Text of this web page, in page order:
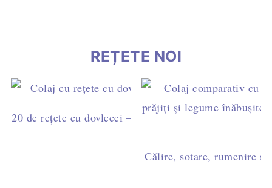
REȚETE NOI
20 de rețete cu dovlecei – idei simple pentru mic
Călire, sotare, rumenire